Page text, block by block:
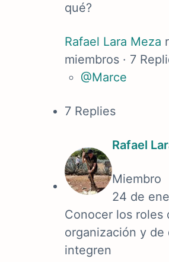
qué?
Rafael Lara Meza
miembros · 7
@Marce
7 Replies
Rafael
Miembro
24 de
Conocer los roles
organización y de
integren